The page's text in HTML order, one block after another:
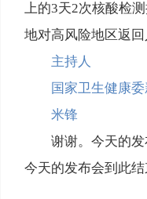
上的3天2次核酸检
地对高风险地区返
主持人
国家卫生健康
米锋
谢谢。今天的
今天的发布会到此结